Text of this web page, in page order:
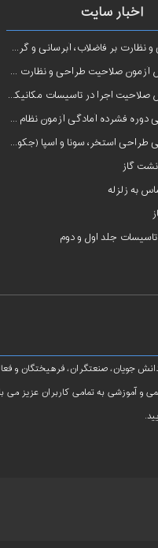
اخبار سایت
بر فاضلاب، آبرسانی و گرمایش رادیاتور
صلاحیت طراحی و نظارت در تاسیسات مکانیکی
اجرا در تاسیسات مکانیکی
آزمون نظام مهندسی در رشته طراحی و نظارت تاسیسات مکانیکی ساختمان
طراحی استخر، سونا و اسپا (جکوزی)
گاز
به زلزله
جلد اول و دوم
جویان، صنعتگران، فرهیختگان
و آموزشی به تمامی کاربران عزیز